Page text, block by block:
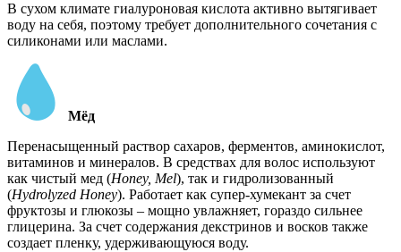
В сухом климате гиалуроновая кислота активно вытягивает
воду на себя, поэтому требует дополнительного сочетания с
силиконами или маслами.
Мёд
Перенасыщенный раствор сахаров, ферментов, аминокислот,
витаминов и минералов. В средствах для волос используют
как чистый мед (Honey, Mel), так и гидролизованный
(Hydrolyzed Honey). Работает как супер-хумекант за счет
фруктозы и глюкозы – мощно увлажняет, гораздо сильнее
глицерина. За счет содержания декстринов и восков также
создает пленку, удерживающуюся воду.